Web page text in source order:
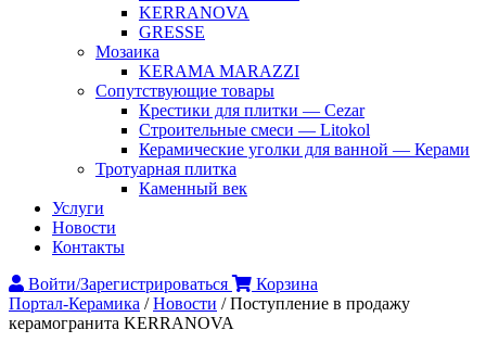
KERRANOVA
GRESSE
Мозаика
KERAMA MARAZZI
Сопутствующие товары
Крестики для плитки — Cezar
Строительные смеси — Litokol
Керамические уголки для ванной — Керами
Тротуарная плитка
Каменный век
Услуги
Новости
Контакты
Войти/Зарегистрироваться
Корзина
Портал-Керамика /Новости /Поступление в продажу
керамогранита KERRANOVA